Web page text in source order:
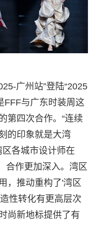
广州站”登陆“2025
FFF与广东时装周这
第四次合作。“连续
的印象就是大湾
区各城市设计师在
合作更加深入。湾区
，推动重构了'湾区
性转化有更高层次
尚新地标提供了有